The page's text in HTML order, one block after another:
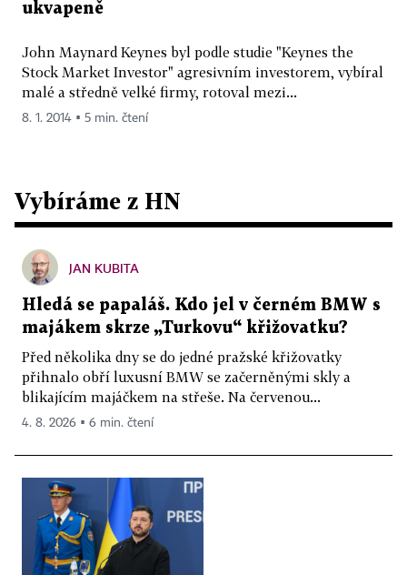
ukvapeně
John Maynard Keynes byl podle studie "Keynes the
Stock Market Investor" agresivním investorem, vybíral
malé a středně velké firmy, rotoval mezi...
8. 1. 2014 ▪ 5 min. čtení
Vybíráme z HN
JAN KUBITA
Hledá se papaláš. Kdo jel v černém BMW s
majákem skrze „Turkovu“ křižovatku?
Před několika dny se do jedné pražské křižovatky
přihnalo obří luxusní BMW se začerněnými skly a
blikajícím majáčkem na střeše. Na červenou...
4. 8. 2026 ▪ 6 min. čtení